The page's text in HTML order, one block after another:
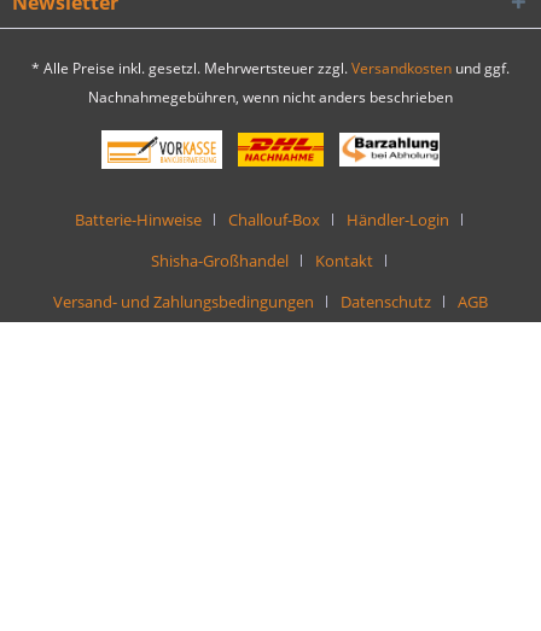
* Alle Preise inkl. gesetzl. Mehrwertsteuer zzgl.Versandkosten und ggf.
Nachnahmegebühren, wenn nicht anders beschrieben
Batterie-Hinweise Challouf-Box
Händler-Login
Shisha-Großhandel
Kontakt
Versand- und Zahlungsbedingungen
Datenschutz AGB